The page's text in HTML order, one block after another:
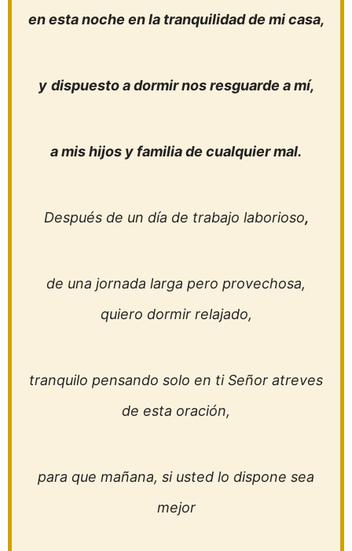
en esta noche en la tranquilidad de mi casa,
y dispuesto a dormir nos resguarde a mí,
a mis hijos y familia de cualquier mal.
Después de un día de trabajo laborioso,
de una jornada larga pero provechosa,
quiero dormir relajado,
tranquilo pensando solo en ti Señor atreves
de esta oración,
para que mañana, si usted lo dispone sea
mejor